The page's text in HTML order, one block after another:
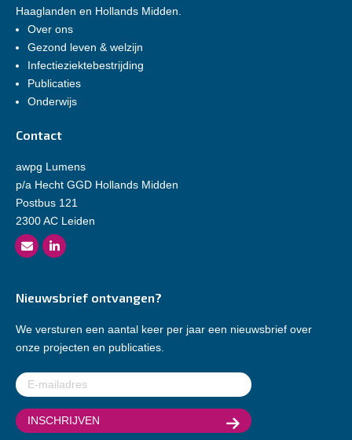
Haaglanden en Hollands Midden.
Over ons
Gezond leven & welzijn
Infectieziektebestrijding
Publicaties
Onderwijs
Contact
awpg Lumens
p/a Hecht GGD Hollands Midden
Postbus 121
2300 AC Leiden
Nieuwsbrief ontvangen?
We versturen een aantal keer per jaar een nieuwsbrief over
onze projecten en publicaties.
E-
mailadres(Vereist)